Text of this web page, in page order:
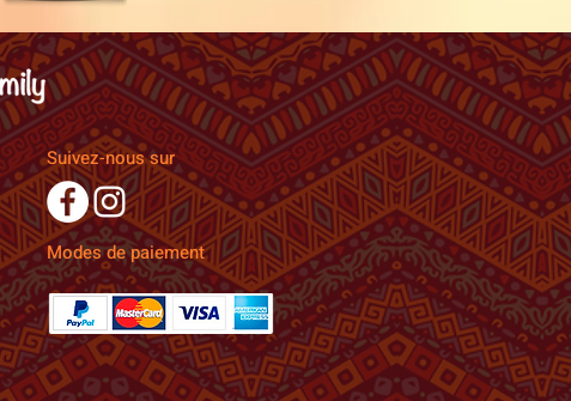
Suivez-nous sur
Modes de paiement